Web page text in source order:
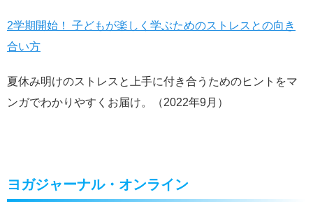
2学期開始！ 子どもが楽しく学ぶためのストレスとの向き
合い方
夏休み明けのストレスと上手に付き合うためのヒントをマ
ンガでわかりやすくお届け。（2022年9月）
ヨガジャーナル・オンライン